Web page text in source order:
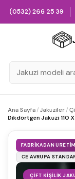
(0532) 266 25 39
Ana Sayfa/Jakuziler/
Dikdörtgen Jakuzi 110
FABRIKADAN ÜRETIM
CE AVRUPA
ÇIFT KIŞILIK